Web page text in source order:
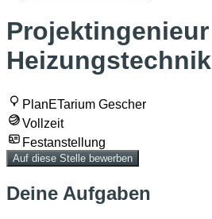
Heizungstechnik
PlanETarium Gescher
Vollzeit
Festanstellung
Auf diese Stelle bewerben
Deine Aufgaben